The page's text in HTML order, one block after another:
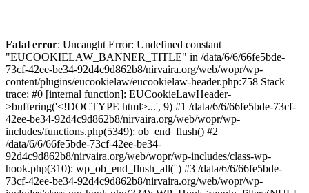
Fatal error: Uncaught Error: Undefined constant
"EUCOOKIELAW_BANNER_TITLE" in /data/6/6/66fe5bde-
73cf-42ee-be34-92d4c9d862b8/nirvaira.org/web/wopr/wp-
content/plugins/eucookielaw/eucookielaw-header.php:758 Stack
trace: #0 [internal function]: EUCookieLawHeader-
>buffering('<!DOCTYPE html>...', 9) #1 /data/6/6/66fe5bde-73cf-
42ee-be34-92d4c9d862b8/nirvaira.org/web/wopr/wp-
includes/functions.php(5349): ob_end_flush() #2
/data/6/6/66fe5bde-73cf-42ee-be34-
92d4c9d862b8/nirvaira.org/web/wopr/wp-includes/class-wp-
hook.php(310): wp_ob_end_flush_all('') #3 /data/6/6/66fe5bde-
73cf-42ee-be34-92d4c9d862b8/nirvaira.org/web/wopr/wp-